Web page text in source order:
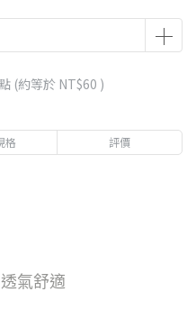
(約等於NT$60 )
格 評價
氣舒適